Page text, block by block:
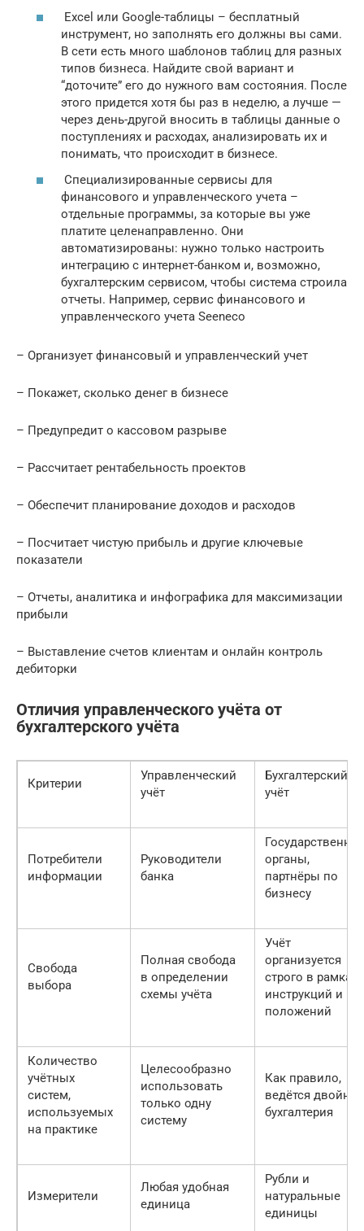
Excel или Google-таблицы – бесплатный
инструмент, но заполнять его должны вы сами.
В сети есть много шаблонов таблиц для разных
типов бизнеса. Найдите свой вариант и
“доточите” его до нужного вам состояния. После
этого придется хотя бы раз в неделю, а лучше —
через день-другой вносить в таблицы данные о
поступлениях и расходах, анализировать их и
понимать, что происходит в бизнесе.
Специализированные сервисы для
финансового и управленческого учета –
отдельные программы, за которые вы уже
платите целенаправленно. Они
автоматизированы: нужно только настроить
интеграцию с интернет-банком и, возможно,
бухгалтерским сервисом, чтобы система строила
отчеты. Например, сервис финансового и
управленческого учета Seeneco
– Организует финансовый и управленческий учет
– Покажет, сколько денег в бизнесе
– Предупредит о кассовом разрыве
– Рассчитает рентабельность проектов
– Обеспечит планирование доходов и расходов
– Посчитает чистую прибыль и другие ключевые
показатели
– Отчеты, аналитика и инфографика для максимизации
прибыли
– Выставление счетов клиентам и онлайн контроль
дебиторки
Отличия управленческого учёта от
бухгалтерского учёта
Критерии
Управленческий
учёт
Бухгалтерский
учёт
Потребители
информации
Руководители
банка
органы,
партнёры по
бизнесу
Свобода
выбора
Полная свобода
в определении
схемы учёта
Учёт
организуется
строго в рамках
инструкций и
положений
Количество
учётных
систем,
используемых
на практике
Целесообразно
использовать
только одну
систему
Как правило,
ведётся двойная
бухгалтерия
Измерители
Любая удобная
единица
Рубли и
натуральные
единицы